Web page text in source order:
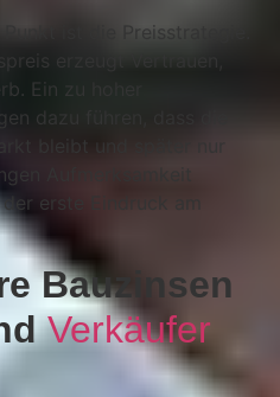
ist die Preisstrategie.
erzeugt Vertrauen,
Ein zu hoher
dazu führen, dass die
bleibt und später nur
Aufmerksamkeit
erste Eindruck am
Bauzinsen
Verkäufer